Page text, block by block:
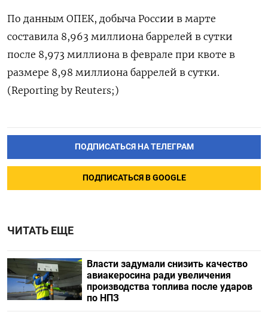
По данным ОПЕК, добыча России в марте
составила 8,963 миллиона баррелей в сутки
после 8,973 миллиона в феврале при квоте в
размере 8,98 миллиона баррелей в сутки.
(Reporting by Reuters;)
ПОДПИСАТЬСЯ НА ТЕЛЕГРАМ
ПОДПИСАТЬСЯ В GOOGLE
ЧИТАТЬ ЕЩЕ
Власти задумали снизить качество
авиакеросина ради увеличения
производства топлива после ударов
по НПЗ